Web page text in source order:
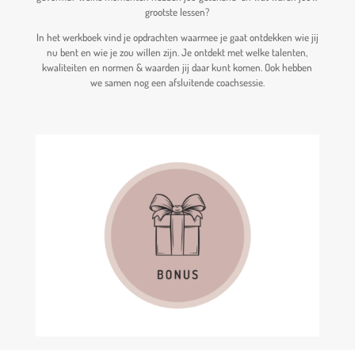
grootste lessen?
In het werkboek vind je opdrachten waarmee je gaat ontdekken wie jij
nu bent en wie je zou willen zijn. Je ontdekt met welke talenten,
kwaliteiten en normen & waarden jij daar kunt komen. Ook hebben
we samen nog een afsluitende coachsessie.